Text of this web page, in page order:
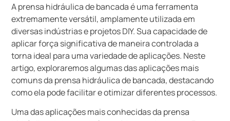
A prensa hidráulica de bancada é uma ferramenta
extremamente versátil, amplamente utilizada em
diversas indústrias e projetos DIY. Sua capacidade de
aplicar força significativa de maneira controlada a
torna ideal para uma variedade de aplicações. Neste
artigo, exploraremos algumas das aplicações mais
comuns da prensa hidráulica de bancada, destacando
como ela pode facilitar e otimizar diferentes processos.
Uma das aplicações mais conhecidas da prensa